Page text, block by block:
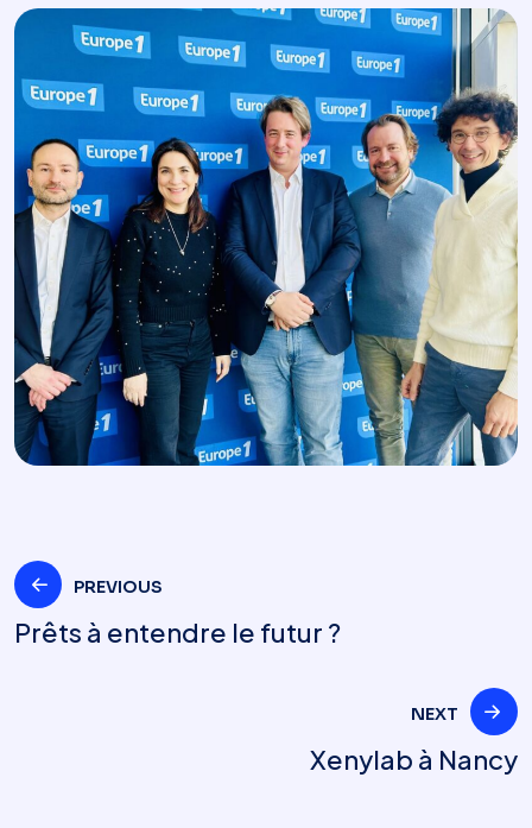
Navigation
PREVIOUS
Prêts à entendre le futur ?
NEXT
Xenylab à Nancy